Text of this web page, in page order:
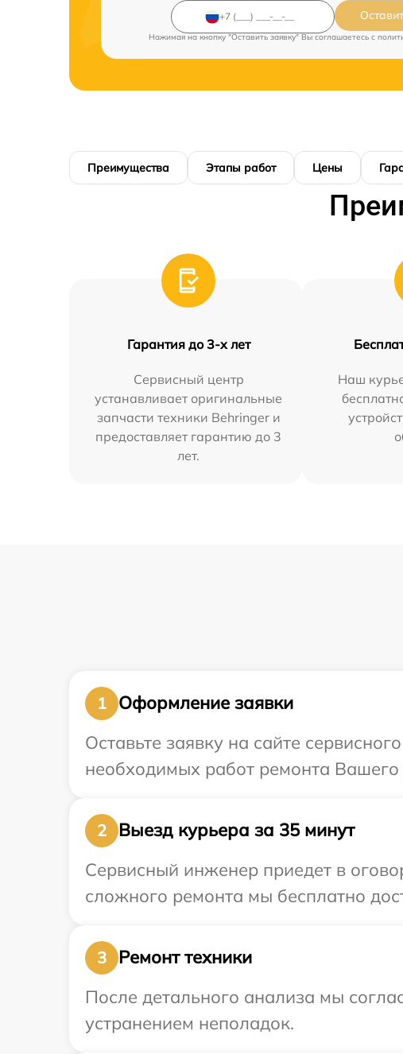
Нажимая на кнопку "Оставить заявку" Вы соглашаетесь c
Преимущества Этапы работ Цены
Гарантия до 3-х лет
Сервисный центр
устанавливает оригинальные
запчасти техники Behringer и
предоставляет гарантию до 3
лет.
Наш
1
Оформление заявки
Оставьте заявку на сайте
необходимых работ ремонта Вашего
2
Выезд курьера за 35 минут
Сервисный инженер приедет в
сложного ремонта мы бесплатно
3
Ремонт техники
После детального анализа мы
устранением неполадок.